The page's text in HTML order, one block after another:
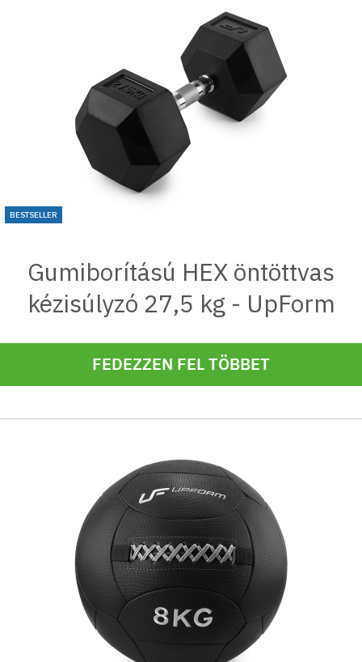
BESTSELLER
Gumiborítású HEX öntöttvas
kézisúlyzó 27,5 kg - UpForm
FEDEZZEN FEL TÖBBET